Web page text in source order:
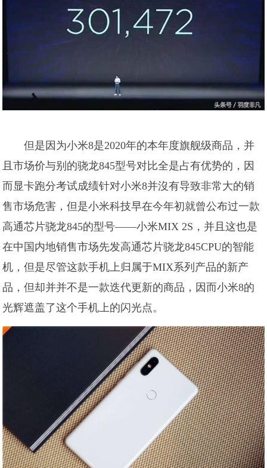
但是因为小米8是2020年的本年度旗舰级商品，并
且市场价与别的骁龙845型号对比全是占有优势的，因
而显卡跑分考试成绩针对小米8并沒有导致非常大的销
售市场危害，但是小米科技早在今年初就曾公布过一款
高通芯片骁龙845的型号——小米MIX 2S，并且这也是
在中国内地销售市场先发高通芯片骁龙845CPU的智能
机，但是尽管这款手机上归属于MIX系列产品的新产
品，但却并并不是一款迭代更新的商品，因而小米8的
光辉遮盖了这个手机上的闪光点。